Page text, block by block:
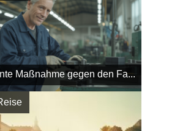
Maßnahme gegen den Fa...